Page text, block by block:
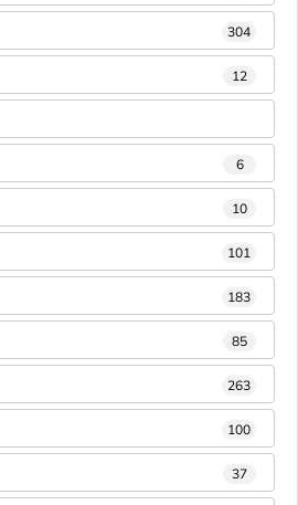
304
12
6
10
101
183
85
263
100
37